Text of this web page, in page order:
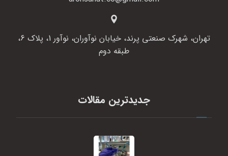
تهران، شهرک صنعتی پرند، خیابان نوآوران، نوآور 1، پلاک 6،
طبقه دوم
جدیدترین مقالات